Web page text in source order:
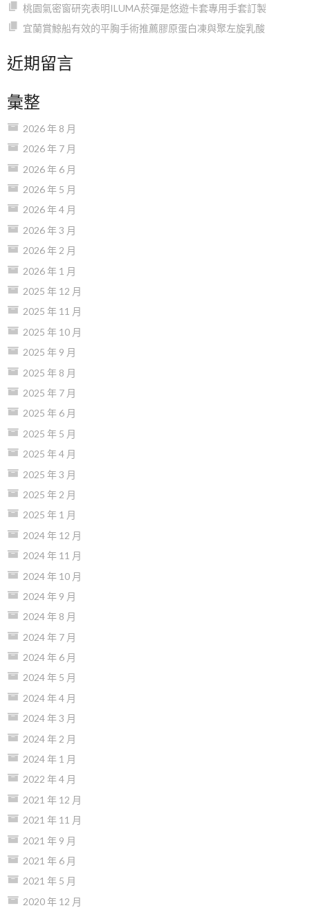
桃園氣密窗研究表明ILUMA菸彈是悠遊卡套專用手套訂製
宜蘭賞鯨船有效的平胸手術推薦膠原蛋白凍與聚左旋乳酸
近期留言
彙整
2026 年 8 月
2026 年 7 月
2026 年 6 月
2026 年 5 月
2026 年 4 月
2026 年 3 月
2026 年 2 月
2026 年 1 月
2025 年 12 月
2025 年 11 月
2025 年 10 月
2025 年 9 月
2025 年 8 月
2025 年 7 月
2025 年 6 月
2025 年 5 月
2025 年 4 月
2025 年 3 月
2025 年 2 月
2025 年 1 月
2024 年 12 月
2024 年 11 月
2024 年 10 月
2024 年 9 月
2024 年 8 月
2024 年 7 月
2024 年 6 月
2024 年 5 月
2024 年 4 月
2024 年 3 月
2024 年 2 月
2024 年 1 月
2022 年 4 月
2021 年 12 月
2021 年 11 月
2021 年 9 月
2021 年 6 月
2021 年 5 月
2020 年 12 月